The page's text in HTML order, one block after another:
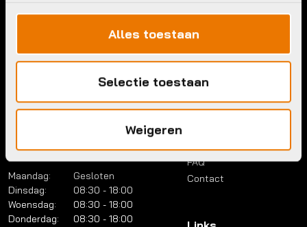
Alles toestaan
Selectie toestaan
Weigeren
Telefoon:
036 5304422
info@bykestore.nl
Brouwerstraat 8B
1315 BP Almere
Openingstijden
Maandag:
Gesloten
Dinsdag:
08:30 - 18:00
Woensdag:
08:30 - 18:00
Donderdag:
08:30 - 18:00
Menu
Account
Lease a bike
Over ons
FAQ
Contact